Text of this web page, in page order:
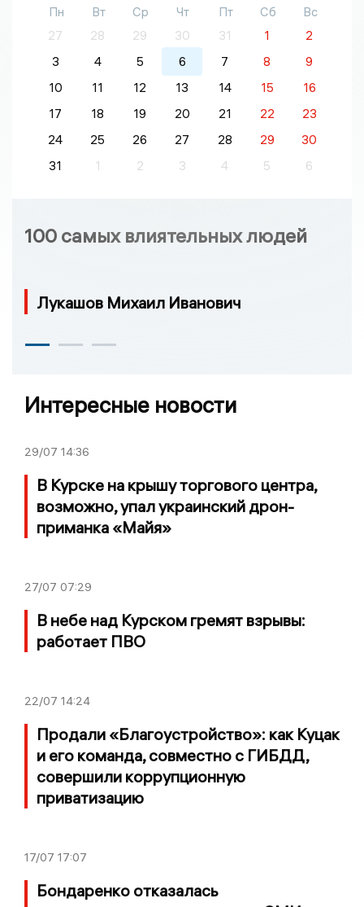
Пн Вт Ср Чт Пт Сб
Вс
27
28 29 30 31 1
2
3
4 5 6 7 8
9
10
11 12 13 14 15
16
17
18 19 20 21 22
23
24
25 26 27 28 29
30
31
1 2 3 4 5 6
100 самых влиятельных людей
Лукашов Михаил Иванович
Интересные новости
29/07 14:36
В Курске на крышу торгового центра,
возможно, упал украинский дрон-
приманка «Майя»
27/07 07:29
В небе над Курском гремят взрывы:
работает ПВО
22/07 14:24
Продали «Благоустройство»: как Куцак
и его команда, совместно с ГИБДД,
совершили коррупционную
приватизацию
17/07 17:07
Бондаренко отказалась